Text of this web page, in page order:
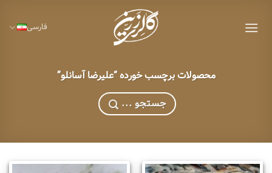
content
فارسی
محصولات برچسب خورده “علیرضا آسانلو”
... جستجو